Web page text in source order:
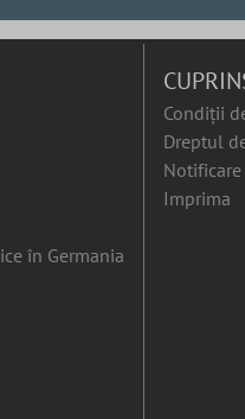
în Germania
Condiții
Dreptul
Imprima